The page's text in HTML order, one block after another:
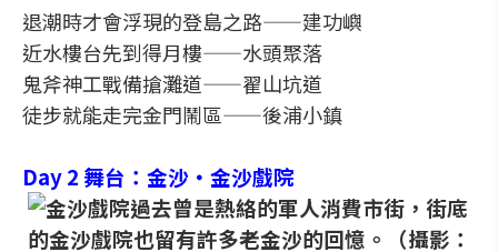
退潮時才會浮現的登島之路——建功嶼
近水樓台先到得月樓——水頭聚落
鬼斧神工戰備搶灘道——翟山坑道
徒步就能走完金門鬧區——後浦小鎮
Day 2 舞台：金沙・金沙戲院